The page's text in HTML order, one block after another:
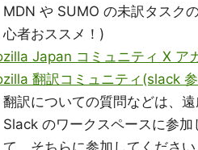
MDN や SUMO の未訳タスク
心者おススメ！)
Japan コミュニティ X ア
翻訳コミュニティ(slack
翻訳についての質問などは、
Slack のワークスペースに参
て、そちらに参加してくださ